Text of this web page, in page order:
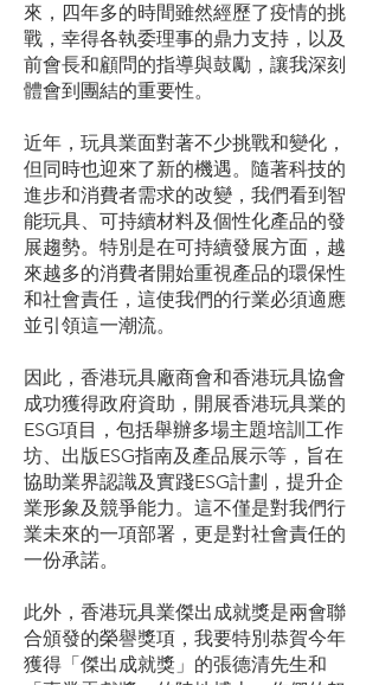
來，四年多的時間雖然經歷了疫情的挑
戰，幸得各執委理事的鼎力支持，以及
前會長和顧問的指導與鼓勵，讓我深刻
體會到團結的重要性。
近年，玩具業面對著不少挑戰和變化，
但同時也迎來了新的機遇。隨著科技的
進步和消費者需求的改變，我們看到智
能玩具、可持續材料及個性化產品的發
展趨勢。特別是在可持續發展方面，越
來越多的消費者開始重視產品的環保性
和社會責任，這使我們的行業必須適應
並引領這一潮流。
因此，香港玩具廠商會和香港玩具協會
成功獲得政府資助，開展香港玩具業的
ESG項目，包括舉辦多場主題培訓工作
坊、出版ESG指南及產品展示等，旨在
協助業界認識及實踐ESG計劃，提升企
業形象及競爭能力。這不僅是對我們行
業未來的一項部署，更是對社會責任的
一份承諾。
此外，香港玩具業傑出成就獎是兩會聯
合頒發的榮譽獎項，我要特別恭賀今年
獲得「傑出成就獎」的張德清先生和